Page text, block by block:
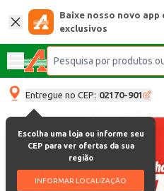
Baixe nosso novo app
exclusivos
Entregue no CEP: 02170-901
Escolha uma loja ou informe seu
CEP para ver ofertas da sua
região
INFORMAR LOCALIZAÇÃO